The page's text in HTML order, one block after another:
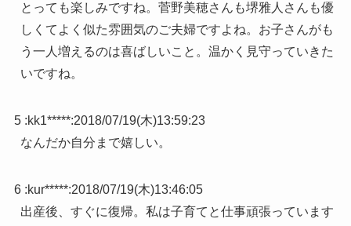
とっても楽しみですね。菅野美穂さんも堺雅人さんも優
しくてよく似た雰囲気のご夫婦ですよね。お子さんがも
う一人増えるのは喜ばしいこと。温かく見守っていきた
いですね。
5 :kk1*****:2018/07/19(木)13:59:23
なんだか自分まで嬉しい。
6 :kur*****:2018/07/19(木)13:46:05
出産後、すぐに復帰。私は子育てと仕事頑張っています